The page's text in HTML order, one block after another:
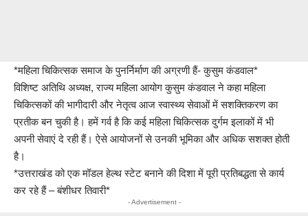
*महिला चिकित्सक समाज के पुनर्निर्माण की अग्रणी हैं- कुसुम कंडवाल*
विशिष्ट अतिथि अध्यक्ष, राज्य महिला आयोग कुसुम कंडवाल ने कहा महिला
चिकित्सकों की भागीदारी और नेतृत्व आज स्वास्थ्य सेवाओं में सशक्तिकरण का
प्रतीक बन चुकी है। हमें गर्व है कि कई महिला चिकित्सक दुर्गम इलाकों में भी
अपनी सेवाएं दे रही हैं। ऐसे आयोजनों से उनकी भूमिका और अधिक सशक्त होती
है।
*उत्तराखंड को एक मॉडल हेल्थ स्टेट बनाने की दिशा में पूरी प्रतिबद्धता से कार्य
कर रहे हैं – बंशीधर तिवारी*
- Advertisement -